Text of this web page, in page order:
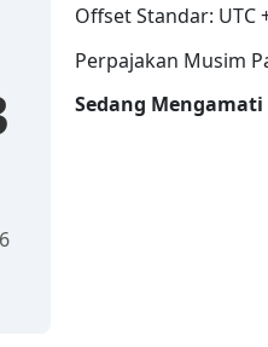
Offset Standar: UTC
Perpajakan Musim
Sedang Mengamati